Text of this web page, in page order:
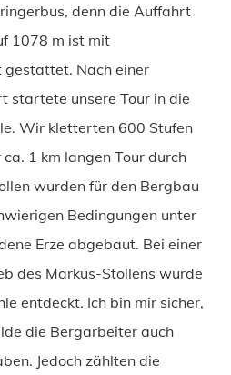
denn die Auffahrt
1078 m ist mit
gestattet. Nach einer
startete unsere Tour in die
Wir kletterten 600 Stufen
1 km langen Tour durch
wurden für den Bergbau
Bedingungen unter
Erze abgebaut. Bei einer
des Markus-Stollens wurde
entdeckt. Ich bin mir sicher,
die Bergarbeiter auch
Jedoch zählten die